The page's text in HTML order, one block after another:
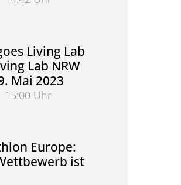
goes Living Lab: 1. Living Lab
Living Lab
Lab NRW
Mai 2023
15:00 Uhr
Living Lab NRW! - 1. Living Lab
Europe:
ist